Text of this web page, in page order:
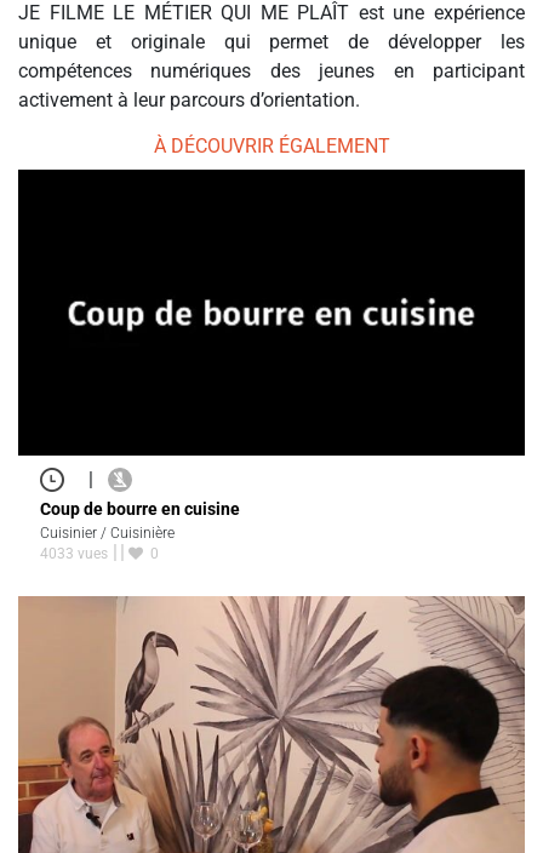
JE FILME LE MÉTIER QUI ME PLAÎT est une expérience
unique et originale qui permet de développer les
compétences numériques des jeunes en participant
activement à leur parcours d’orientation.
À DÉCOUVRIR ÉGALEMENT
|
Coup de bourre en cuisine
Cuisinier / Cuisinière
4033 vues
0